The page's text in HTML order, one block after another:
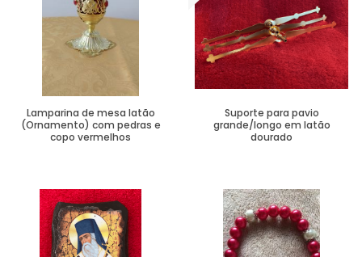
Lamparina de mesa latão
(Ornamento) com pedras e
copo vermelhos
Suporte para pavio
grande/longo em latão
dourado